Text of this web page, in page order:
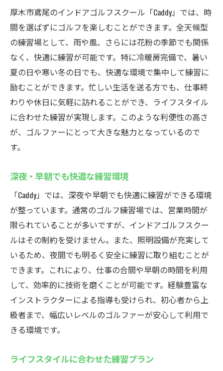
厚木市鳶尾のインドアゴルフスクール「Caddy」では、時
間を選ばずにゴルフを楽しむことができます。全天候型
の練習場として、雨や風、さらには花粉の季節でも関係
なく、快適に練習が可能です。特に冷暖房完備で、暑い
夏の日や寒い冬の日でも、快適な環境で集中して練習に
励むことができます。忙しい生活を送る方でも、仕事終
わりや休日に気軽に訪れることができ、ライフスタイル
に合わせた練習が実現します。このような利便性の高さ
が、ゴルファーにとって大きな魅力となっているので
す。
深夜・早朝でも快適な練習環境
「Caddy」では、深夜や早朝でも快適に練習ができる環境
が整っています。通常のゴルフ練習場では、営業時間が
限られていることが多いですが、インドアゴルフスクー
ルはその制約を受けません。また、照明設備が充実して
いるため、夜間でも明るく安全に練習に取り組むことが
できます。これにより、仕事の合間や早朝の時間を利用
して、効率的に技術を磨くことが可能です。経験豊富な
インストラクターによる指導も受けられ、初心者から上
級者まで、幅広いレベルのゴルファーが安心して利用で
きる環境です。
ライフスタイルに合わせた練習プラン